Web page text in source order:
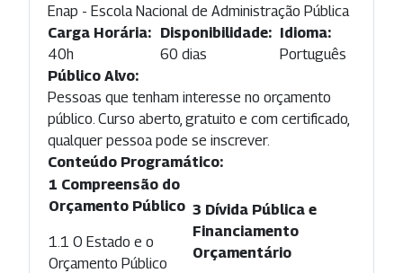
Enap - Escola Nacional de Administração Pública
Carga Horária:
40h
Disponibilidade:
60 dias
Idioma:
Português
Público Alvo:
Pessoas que tenham interesse no orçamento
público. Curso aberto, gratuito e com certificado,
qualquer pessoa pode se inscrever.
Conteúdo Programático:
1 Compreensão do
Orçamento Público
1.1 O Estado e o
Orçamento Público
3 Dívida Pública e
Financiamento
Orçamentário